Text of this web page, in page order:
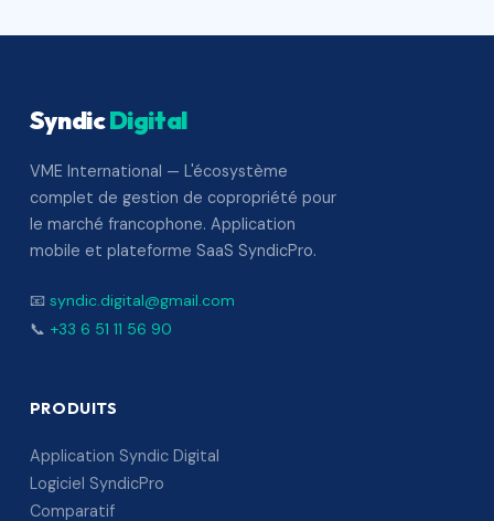
SyndicDigital
VME International — L'écosystème
complet de gestion de copropriété pour
le marché francophone. Application
mobile et plateforme SaaS SyndicPro.
📧 syndic.digital@gmail.com
📞 +33 6 51 11 56 90
PRODUITS
Application Syndic Digital
Logiciel SyndicPro
Comparatif